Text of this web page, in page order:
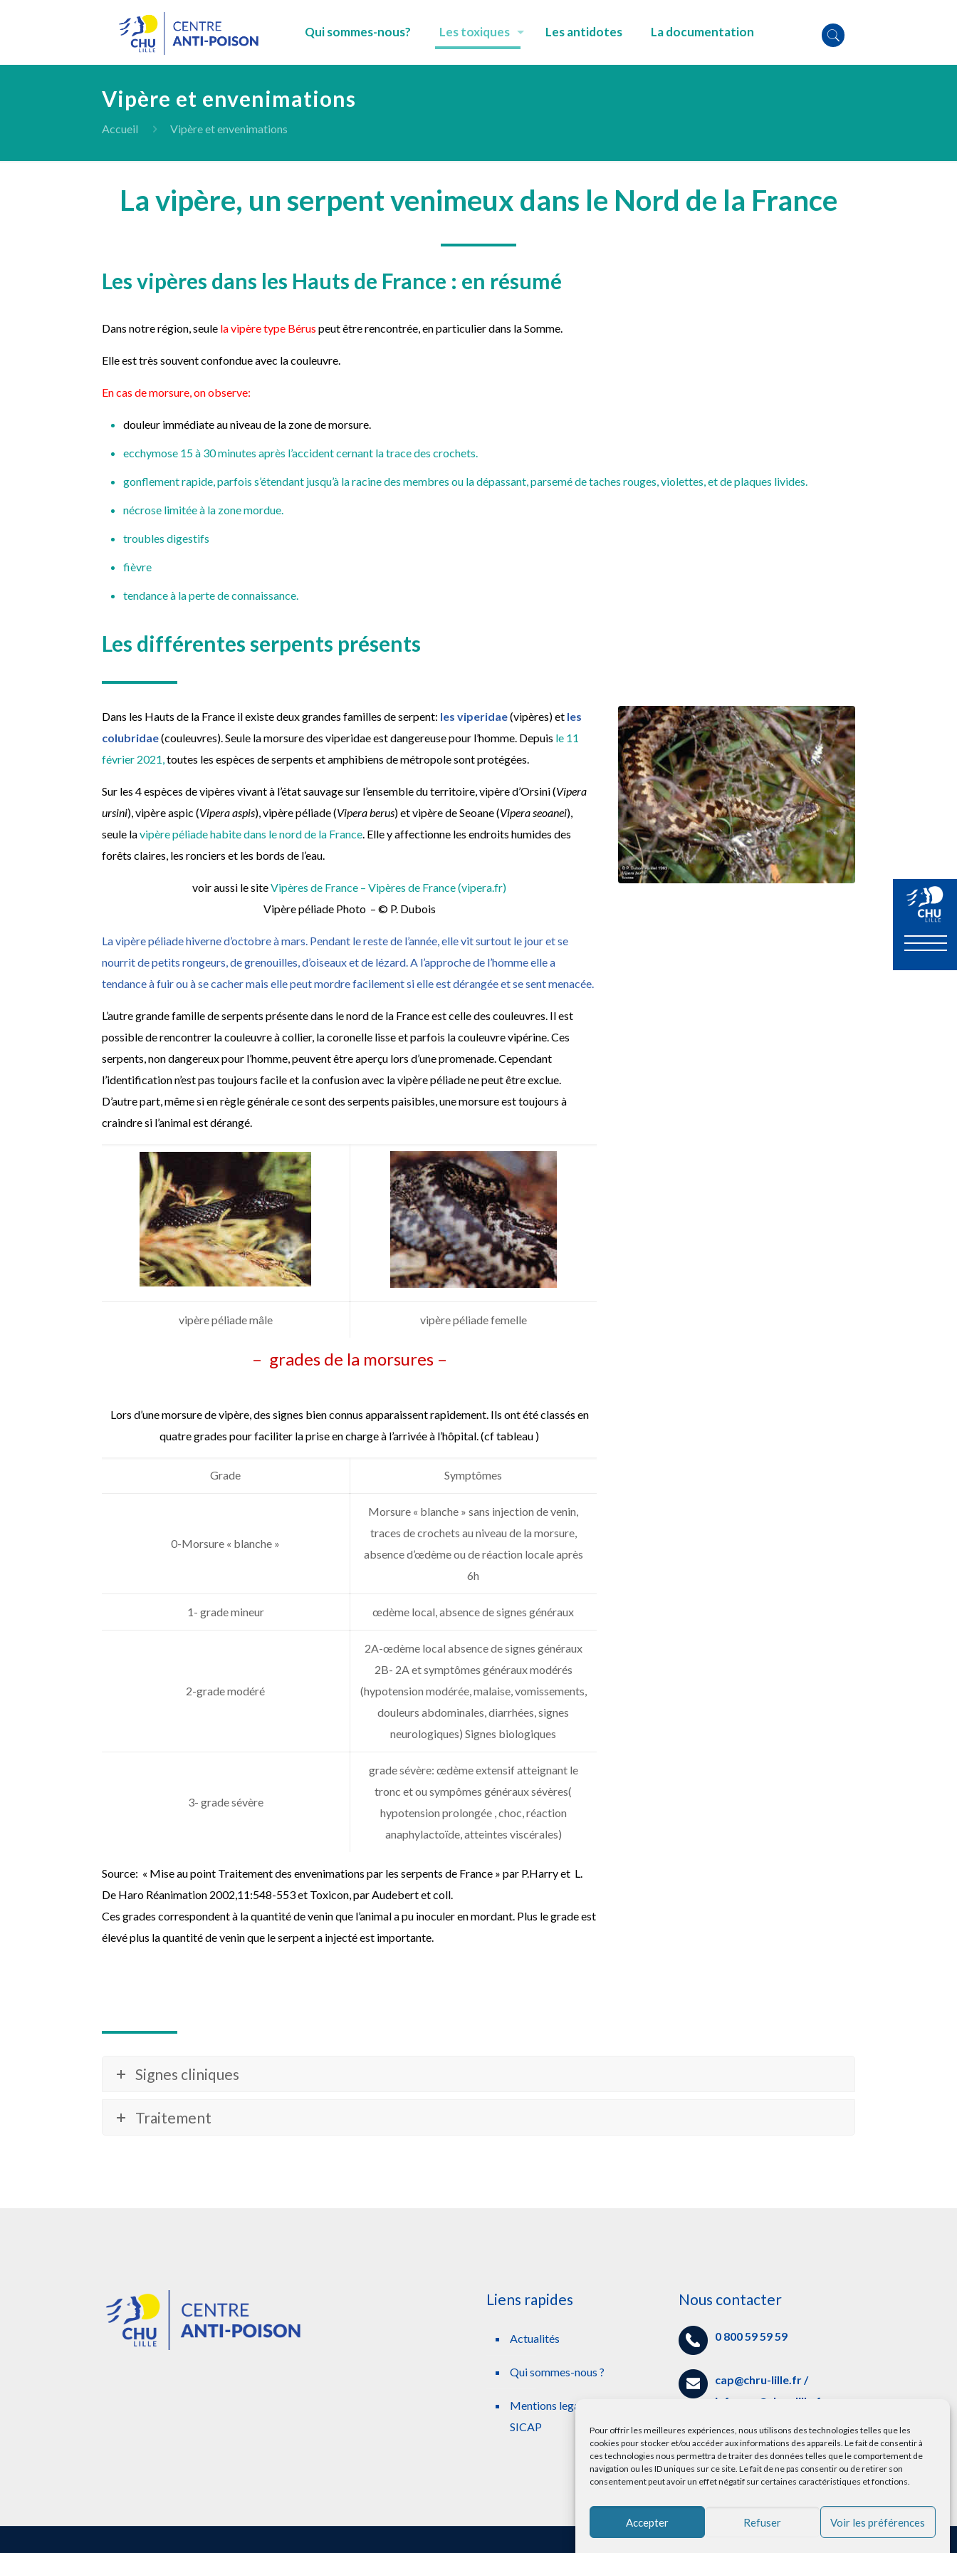
Pour offrir les meilleures expériences, nous utilisons des technologies telles que les
cookies pour stocker et/ou accéder aux informations des appareils. Le fait de consentir à
ces technologies nous permettra de traiter des données telles que le comportement de
navigation ou les ID uniques sur ce site. Le fait de ne pas consentir ou de retirer son
consentement peut avoir un effet négatif sur certaines caractéristiques et fonctions.
Accepter Refuser Voir les préférences
Qui sommes-nous? Les toxiques Les antidotes La documentation
Vipère et envenimations
Accueil Vipère et envenimations
La vipère, un serpent venimeux dans le Nord de la France
Les vipères dans les Hauts de France : en résumé
Dans notre région, seule la vipère type Bérus peut être rencontrée, en particulier dans la Somme.
Elle est très souvent confondue avec la couleuvre.
En cas de morsure, on observe:
douleur immédiate au niveau de la zone de morsure.
ecchymose 15 à 30 minutes après l’accident cernant la trace des crochets.
gonflement rapide, parfois s’étendant jusqu’à la racine des membres ou la dépassant, parsemé de taches rouges, violettes, et de plaques livides.
nécrose limitée à la zone mordue.
troubles digestifs
fièvre
tendance à la perte de connaissance.
Les différentes serpents présents
Dans les Hauts de la France il existe deux grandes familles de serpent: les viperidae(vipères) et les
colubridae(couleuvres). Seule la morsure des viperidae est dangereuse pour l’homme. Depuis le 11
février 2021,toutes les espèces de serpents et amphibiens de métropole sont protégées.
Sur les 4 espèces de vipères vivant à l’état sauvage sur l’ensemble du territoire, vipère d’Orsini (Vipera
ursini), vipère aspic (Vipera aspis), vipère péliade (Vipera berus) et vipère de Seoane (Vipera seoanei),
seule lavipère péliade habite dans le nord de la France. Elle y affectionne les endroits humides des
forêts claires, les ronciers et les bords de l’eau.
voir aussi le siteVipères de France – Vipères de France (vipera.fr)
Vipère péliade Photo – © P. Dubois
La vipère péliade hiverne d’octobre à mars. Pendant le reste de l’année, elle vit surtout le jour et se
nourrit de petits rongeurs, de grenouilles, d’oiseaux et de lézard. A l’approche de l’homme elle a
tendance à fuir ou à se cacher mais elle peut mordre facilement si elle est dérangée et se sent menacée.
L’autre grande famille de serpents présente dans le nord de la France est celle des couleuvres. Il est
possible de rencontrer la couleuvre à collier, la coronelle lisse et parfois la couleuvre vipérine. Ces
serpents, non dangereux pour l’homme, peuvent être aperçu lors d’une promenade. Cependant
l’identification n’est pas toujours facile et la confusion avec la vipère péliade ne peut être exclue.
D’autre part, même si en règle générale ce sont des serpents paisibles, une morsure est toujours à
craindre si l’animal est dérangé.
vipère péliade mâle vipère péliade femelle
– grades de la morsures –
Lors d’une morsure de vipère, des signes bien connus apparaissent rapidement. Ils ont été classés en
quatre grades pour faciliter la prise en charge à l’arrivée à l’hôpital. (cf tableau )
Grade Symptômes
0-Morsure « blanche »
Morsure « blanche » sans injection de venin,
traces de crochets au niveau de la morsure,
absence d’œdème ou de réaction locale après
6h
1- grade mineur œdème local, absence de signes généraux
2-grade modéré
2A-œdème local absence de signes généraux
2B- 2A et symptômes généraux modérés
(hypotension modérée, malaise, vomissements,
douleurs abdominales, diarrhées, signes
neurologiques) Signes biologiques
3- grade sévère
grade sévère: œdème extensif atteignant le
tronc et ou sympômes généraux sévères(
hypotension prolongée , choc, réaction
anaphylactoïde, atteintes viscérales)
Source: « Mise au point Traitement des envenimations par les serpents de France » par P.Harry et L.
De Haro Réanimation 2002,11:548-553 et Toxicon, par Audebert et coll.
Ces grades correspondent à la quantité de venin que l’animal a pu inoculer en mordant. Plus le grade est
élevé plus la quantité de venin que le serpent a injecté est importante.
Signes cliniques
Traitement
Liens rapides
Actualités
Qui sommes-nous ?
Mentions legales simplifiees
SICAP
Nous contacter
0 800 59 59 59
cap@chru-lille.fr/
info.cap@chru-lille.fr
5 avenue Oscar Lambret,
59000 Lille